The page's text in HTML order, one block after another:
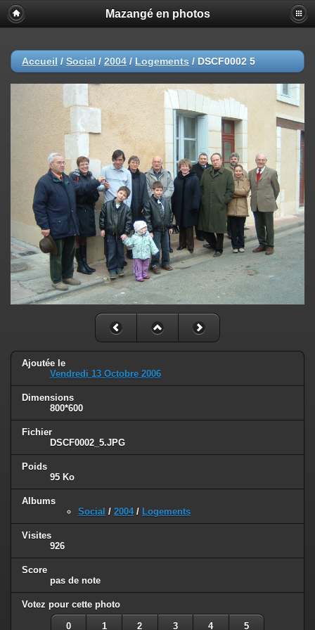
Mazangé en photos
Accueil / Social / 2004 / Logements / DSCF0002 5
Ajoutée le
Vendredi 13 Octobre 2006
Dimensions
800*600
Fichier
DSCF0002_5.JPG
Poids
95 Ko
Albums
Social / 2004/ Logements
Visites
926
Score
pas de note
Votez pour cette photo
0 1 2 3 4 5